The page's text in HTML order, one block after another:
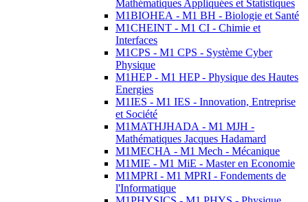
Mathématiques Appliquées et Statistiques
M1BIOHEA - M1 BH - Biologie et Santé
M1CHEINT - M1 CI - Chimie et
Interfaces
M1CPS - M1 CPS - Système Cyber
Physique
M1HEP - M1 HEP - Physique des Hautes
Energies
M1IES - M1 IES - Innovation, Entreprise
et Société
M1MATHJHADA - M1 MJH -
Mathématiques Jacques Hadamard
M1MECHA - M1 Mech - Mécanique
M1MIE - M1 MiE - Master en Economie
M1MPRI - M1 MPRI - Fondements de
l'Informatique